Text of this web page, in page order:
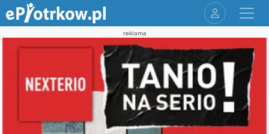
reklama